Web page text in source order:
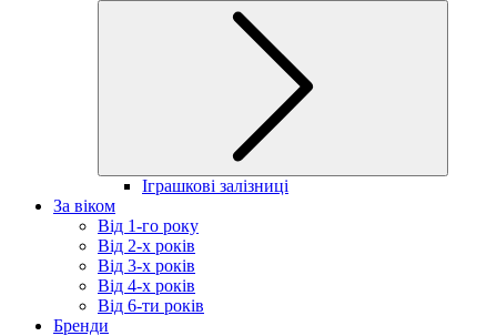
Іграшкові залізниці
За віком
Від 1-го року
Від 2-х років
Від 3-х років
Від 4-х років
Від 6-ти років
Бренди